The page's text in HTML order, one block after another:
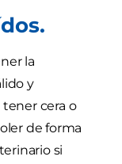
la
y
cera o
de forma
si